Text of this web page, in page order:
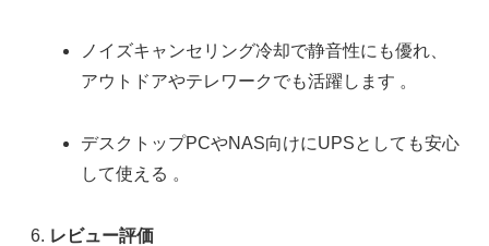
ノイズキャンセリング冷却で静音性にも優れ、
アウトドアやテレワークでも活躍します 。
デスクトップPCやNAS向けにUPSとしても安心
して使える 。
レビュー評価